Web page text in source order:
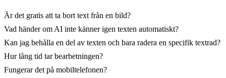
Är det gratis att ta bort text från en bild?
Vad händer om AI inte känner igen texten automatiskt?
Kan jag behålla en del av texten och bara radera en specifik textrad?
Hur lång tid tar bearbetningen?
Fungerar det på mobiltelefonen?